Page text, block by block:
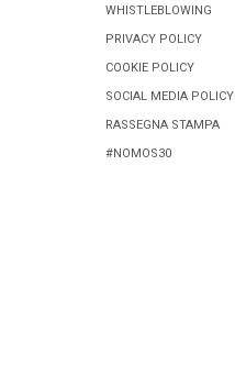
WHISTLEBLOWING
PRIVACY POLICY
COOKIE POLICY
SOCIAL MEDIA POLICY
RASSEGNA STAMPA
#NOMOS30